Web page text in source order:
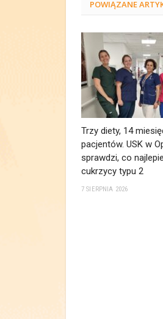
POWIĄZANE
Trzy diety, 14
pacjentów. USK w
sprawdzi, co
cukrzycy typu 2
7 SIERPNIA 2026